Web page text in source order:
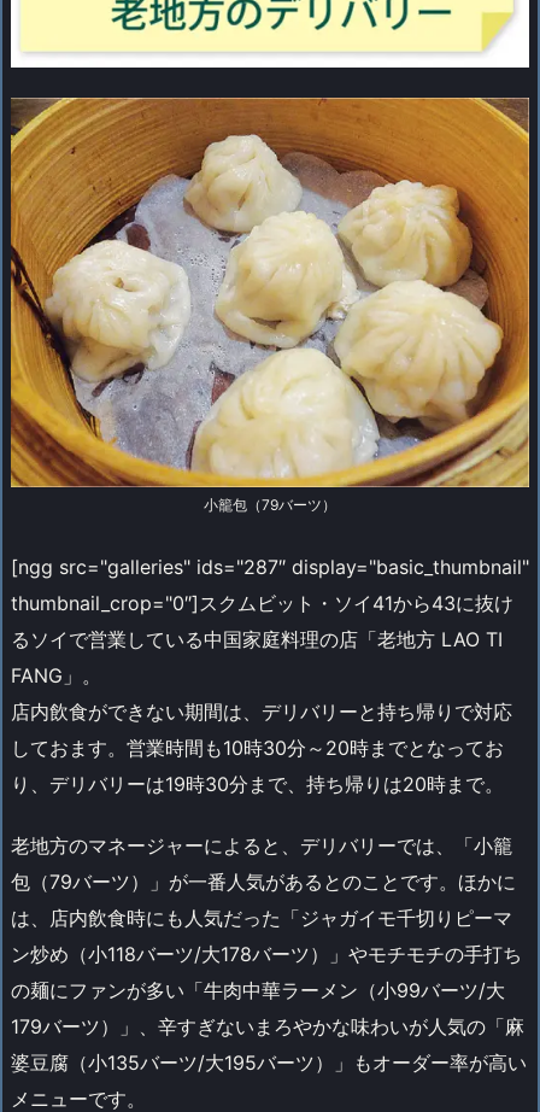
小籠包（79バーツ）
[ngg src="galleries" ids="287″ display="basic_thumbnail"
thumbnail_crop="0″]スクムビット・ソイ41から43に抜け
るソイで営業している中国家庭料理の店「老地方 LAO TI
FANG」。
店内飲食ができない期間は、デリバリーと持ち帰りで対応
しておます。営業時間も10時30分～20時までとなってお
り、デリバリーは19時30分まで、持ち帰りは20時まで。
老地方のマネージャーによると、デリバリーでは、「小籠
包（79バーツ）」が一番人気があるとのことです。ほかに
は、店内飲食時にも人気だった「ジャガイモ千切りピーマ
ン炒め（小118バーツ/大178バーツ）」やモチモチの手打ち
の麺にファンが多い「牛肉中華ラーメン（小99バーツ/大
179バーツ）」、辛すぎないまろやかな味わいが人気の「麻
婆豆腐（小135バーツ/大195バーツ）」もオーダー率が高い
メニューです。